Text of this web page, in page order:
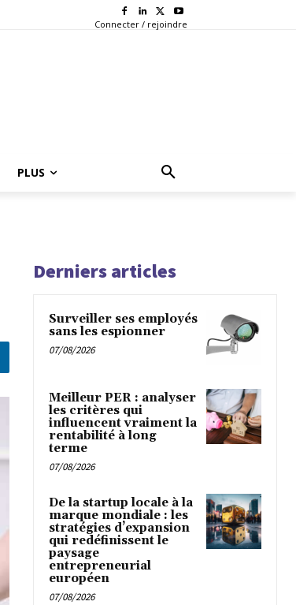
Connecter / rejoindre
PLUS
Derniers articles
Surveiller ses employés
sans les espionner
07/08/2026
Meilleur PER : analyser
les critères qui
influencent vraiment la
rentabilité à long
terme
07/08/2026
De la startup locale à la
marque mondiale : les
stratégies d’expansion
qui redéfinissent le
paysage
entrepreneurial
européen
07/08/2026